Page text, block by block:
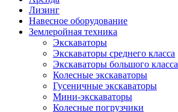
Лизинг
Навесное оборудование
Землеройная техника
Экскаваторы
Экскаваторы среднего класса
Экскаваторы большого класса
Колесные экскаваторы
Гусеничные экскаваторы
Мини-экскаваторы
Колесные погрузчики